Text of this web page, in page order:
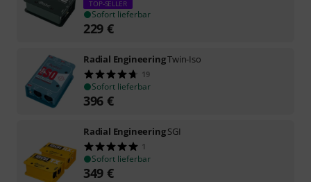
TOP-SELLER
Sofort lieferbar
229 €
Radial EngineeringTwin-Iso
19
Sofort lieferbar
396 €
Radial EngineeringSGI
1
Sofort lieferbar
349 €